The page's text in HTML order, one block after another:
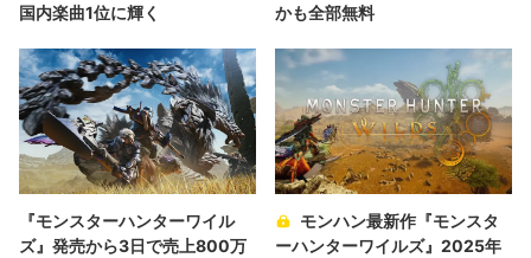
国内楽曲1位に輝く
かも全部無料
『モンスターハンターワイル
ズ』発売から3日で売上800万
モンハン最新作『モンスタ
ーハンターワイルズ』2025年